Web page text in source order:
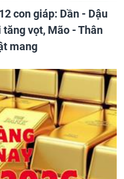
con giáp: Dần - Dậu
vọt, Mão - Thân
mang